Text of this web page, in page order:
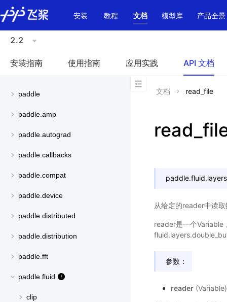
\u200E
安装
教程 文档 模型库 产品全景
2.2
安装指南 使用指南 应用实践 API 文档
paddle
paddle.amp
paddle.autograd
paddle.callbacks
paddle.compat
paddle.device
paddle.distributed
paddle.distribution
paddle.fft
paddle.fluid
clip
文档 read_file
从给定的reader中读
reader是一个Variable
参数：
reader